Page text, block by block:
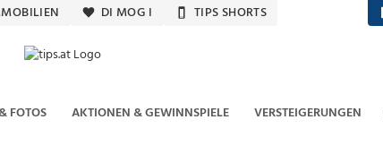
DI MOG I TIPS SHORTS
FOTOS AKTIONEN & GEWINNSPIELE VERSTEIGERUNGEN